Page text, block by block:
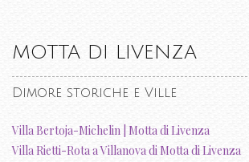
MOTTA DI LIVENZA
Dimore storiche e Ville
Villa Bertoja-Michelin | Motta di Livenza
Villa Rietti-Rota a Villanova di Motta di Livenza